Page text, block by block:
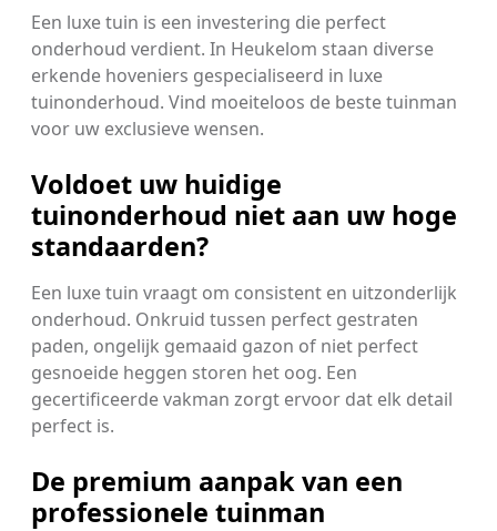
Een luxe tuin is een investering die perfect
onderhoud verdient. In Heukelom staan diverse
erkende hoveniers gespecialiseerd in luxe
tuinonderhoud. Vind moeiteloos de beste tuinman
voor uw exclusieve wensen.
Voldoet uw huidige
tuinonderhoud niet aan uw hoge
standaarden?
Een luxe tuin vraagt om consistent en uitzonderlijk
onderhoud. Onkruid tussen perfect gestraten
paden, ongelijk gemaaid gazon of niet perfect
gesnoeide heggen storen het oog. Een
gecertificeerde vakman zorgt ervoor dat elk detail
perfect is.
De premium aanpak van een
professionele tuinman